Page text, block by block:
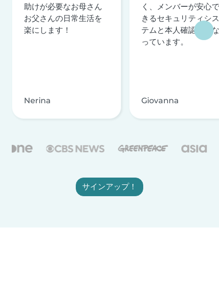
助けが必要なお母さん
お父さんの日常生活を
楽にします！
Nerina
く、メンバーが安心で
きるセキュリティシス
テムと本人確認を行な
っています。
Giovanna
サインアップ！